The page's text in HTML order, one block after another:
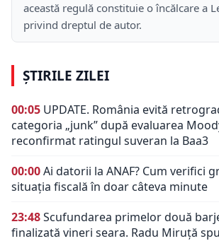
această regulă constituie o încălcare a
privind dreptul de autor.
ȘTIRILE ZILEI
00:05 UPDATE. România evită
categoria „junk” după evaluarea
reconfirmat ratingul suveran la Baa3
00:00Ai datorii la ANAF? Cum verifici
situația fiscală în doar câteva minute
23:48Scufundarea primelor două
finalizată vineri seara. Radu Miruță